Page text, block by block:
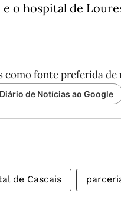
e o hospital de
como fonte preferida de
de Notícias ao Google
de Cascais